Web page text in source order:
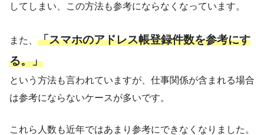
してしまい、この方法も参考にならなくなっています。
また、 「スマホのアドレス帳登録件数を参考にす
る。」
という方法も言われていますが、仕事関係が含まれる場合
は参考にならないケースが多いです。
これら人数も近年ではあまり参考にできなくなりました。